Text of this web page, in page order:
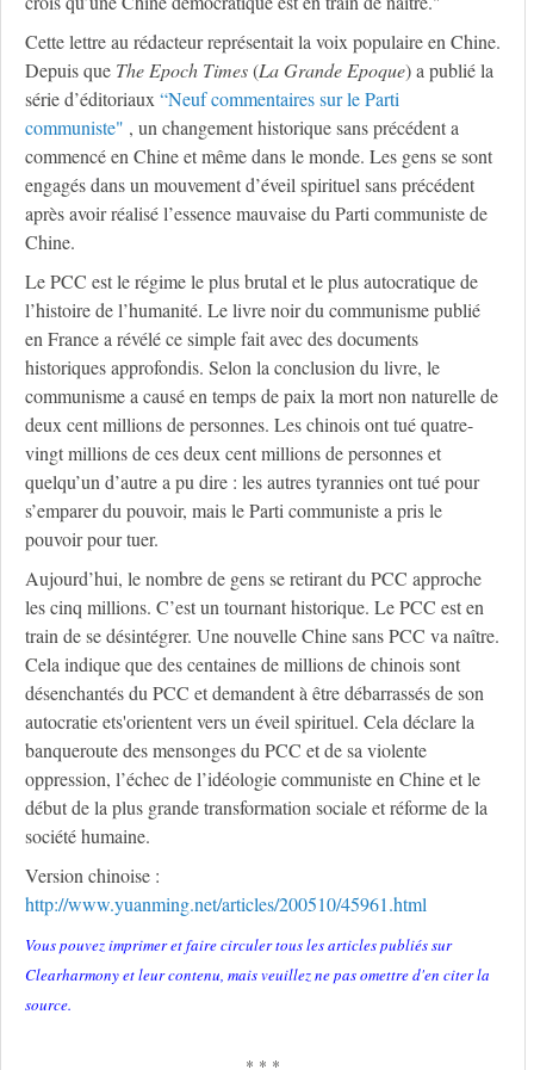
Cette lettre au rédacteur représentait la voix populaire en Chine.
Depuis que The Epoch Times(La Grande Epoque) a publié la
série d’éditoriaux“Neuf commentaires sur le Parti
communiste" , un changement historique sans précédent a
commencé en Chine et même dans le monde. Les gens se sont
engagés dans un mouvement d’éveil spirituel sans précédent
après avoir réalisé l’essence mauvaise du Parti communiste de
Chine.
Le PCC est le régime le plus brutal et le plus autocratique de
l’histoire de l’humanité. Le livre noir du communisme publié
en France a révélé ce simple fait avec des documents
historiques approfondis. Selon la conclusion du livre, le
communisme a causé en temps de paix la mort non naturelle de
deux cent millions de personnes. Les chinois ont tué quatre-
vingt millions de ces deux cent millions de personnes et
quelqu’un d’autre a pu dire : les autres tyrannies ont tué pour
s’emparer du pouvoir, mais le Parti communiste a pris le
pouvoir pour tuer.
Aujourd’hui, le nombre de gens se retirant du PCC approche
les cinq millions. C’est un tournant historique. Le PCC est en
train de se désintégrer. Une nouvelle Chine sans PCC va naître.
Cela indique que des centaines de millions de chinois sont
désenchantés du PCC et demandent à être débarrassés de son
autocratie ets'orientent vers un éveil spirituel. Cela déclare la
banqueroute des mensonges du PCC et de sa violente
oppression, l’échec de l’idéologie communiste en Chine et le
début de la plus grande transformation sociale et réforme de la
société humaine.
Version chinoise :
http://www.yuanming.net/articles/200510/45961.html
Vous pouvez imprimer et faire circuler tous les articles publiés sur
Clearharmony et leur contenu, mais veuillez ne pas omettre d'en citer la
source.